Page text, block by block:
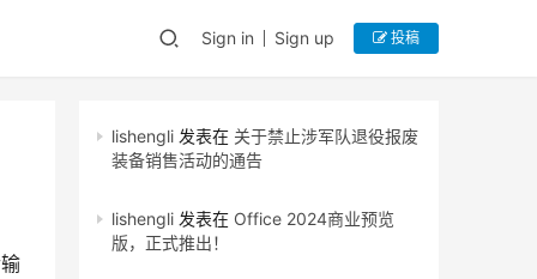
Sign in Sign up 投稿
lishengli 发表在 关于禁止涉军队退役报废
装备销售活动的通告
lishengli 发表在 Office 2024商业预览
版，正式推出！